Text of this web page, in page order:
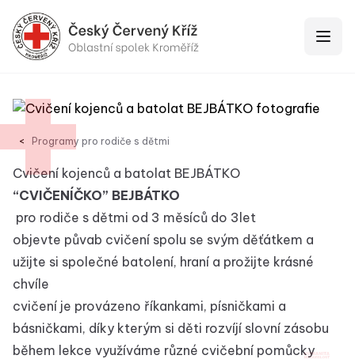
Červený Kríž Kroměříž
Programy pro rodiče s dětmi
Cvičení kojenců a batolat BEJBÁTKO
“CVIČENÍČKO” BEJBÁTKO
pro rodiče s dětmi od 3 měsíců do 3let
objevte půvab cvičení spolu se svým děťátkem a
užijte si společné batolení, hraní a prožijte krásné
chvíle
cvičení je provázeno říkankami, písničkami a
básničkami, díky kterým si děti rozvíjí slovní zásobu
během lekce využíváme různé cvičební pomůcky